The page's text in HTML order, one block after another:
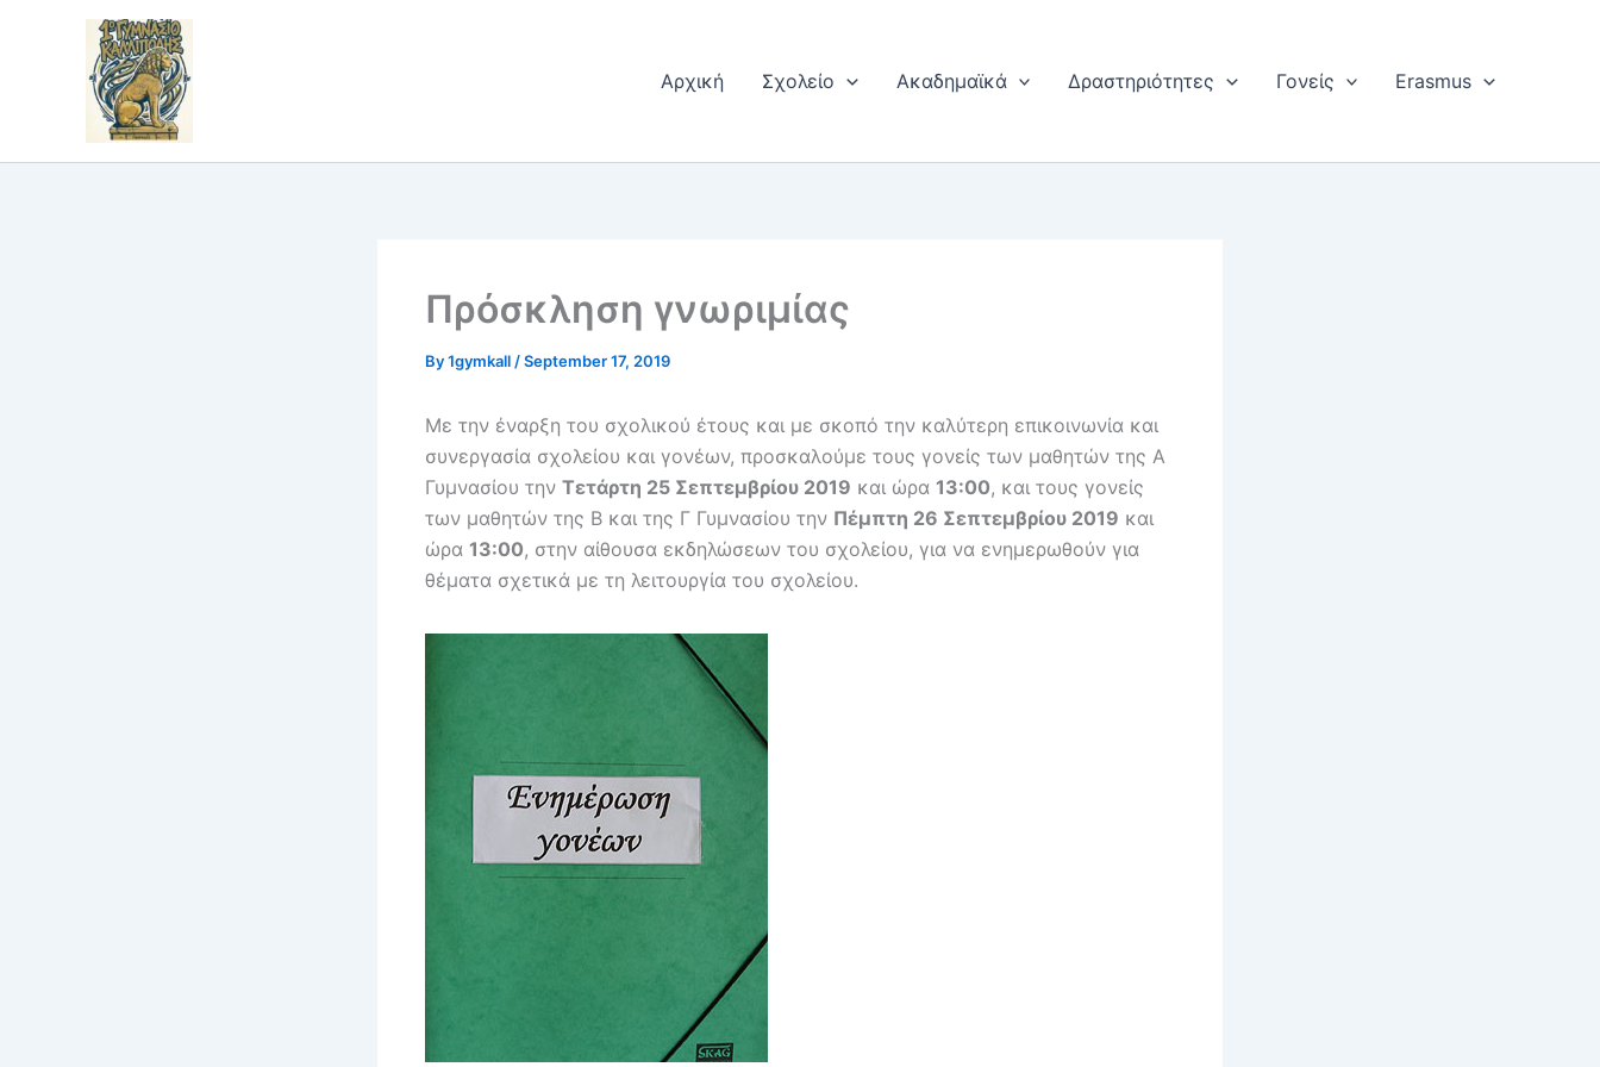
Αρχική Σχολείο Ακαδημαϊκά Δραστηριότητες Γονείς Erasmus
Πρόσκληση γνωριμίας
By1gymkall /September 17, 2019
Με την έναρξη του σχολικού έτους και με σκοπό την καλύτερη επικοινωνία και
συνεργασία σχολείου και γονέων, προσκαλούμε τους γονείς των μαθητών της Α
Γυμνασίου την Τετάρτη 25 Σεπτεμβρίου 2019 και ώρα 13:00, και τους γονείς
των μαθητών της Β και της Γ Γυμνασίου την Πέμπτη 26 Σεπτεμβρίου 2019 και
ώρα 13:00, στην αίθουσα εκδηλώσεων του σχολείου, για να ενημερωθούν για
θέματα σχετικά με τη λειτουργία του σχολείου.